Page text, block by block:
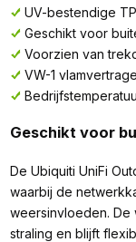
UV-bestendige
Geschikt voor
Voorzien van
VW-1
Geschikt voor
De Ubiquiti UniFi
waarbij de
weersinvloeden. De
straling en blijft